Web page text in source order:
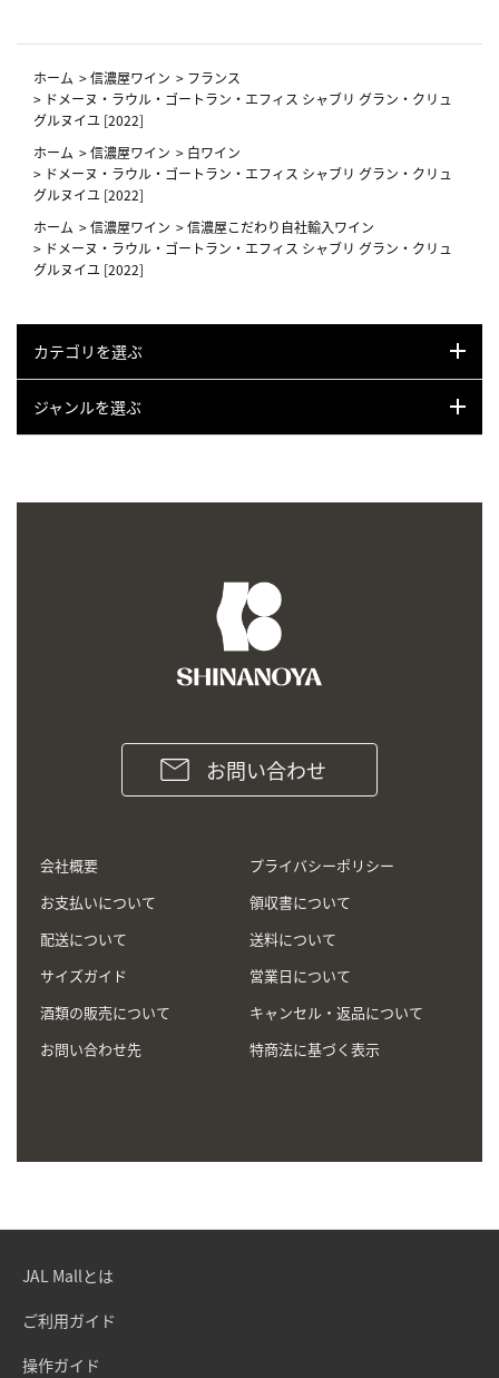
ホーム >信濃屋ワイン > フランス
> ドメーヌ・ラウル・ゴートラン・エフィス シャブリ グラン・クリュ
グルヌイユ [2022]
ホーム >信濃屋ワイン > 白ワイン
> ドメーヌ・ラウル・ゴートラン・エフィス シャブリ グラン・クリュ
グルヌイユ [2022]
ホーム >信濃屋ワイン >信濃屋こだわり自社輸入ワイン
> ドメーヌ・ラウル・ゴートラン・エフィス シャブリ グラン・クリュ
グルヌイユ [2022]
カテゴリを選ぶ
ジャンルを選ぶ
お問い合わせ
会社概要
プライバシーポリシー
お支払いについて
領収書について
配送について
送料について
サイズガイド
営業日について
酒類の販売について
キャンセル・返品について
お問い合わせ先
特商法に基づく表示
JAL Mallとは
ご利用ガイド
操作ガイド